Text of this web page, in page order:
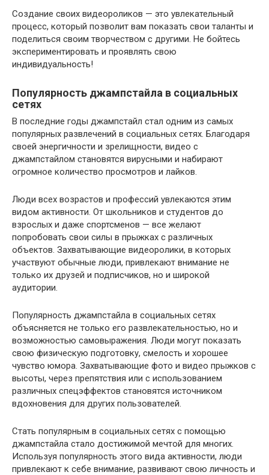
Создание своих видеороликов — это увлекательный
процесс, который позволит вам показать свои таланты и
поделиться своим творчеством с другими. Не бойтесь
экспериментировать и проявлять свою
индивидуальность!
Популярность джампстайла в социальных
сетях
В последние годы джампстайл стал одним из самых
популярных развлечений в социальных сетях. Благодаря
своей энергичности и зрелищности, видео с
джампстайлом становятся вирусными и набирают
огромное количество просмотров и лайков.
Люди всех возрастов и профессий увлекаются этим
видом активности. От школьников и студентов до
взрослых и даже спортсменов — все желают
попробовать свои силы в прыжках с различных
объектов. Захватывающие видеоролики, в которых
участвуют обычные люди, привлекают внимание не
только их друзей и подписчиков, но и широкой
аудитории.
Популярность джампстайла в социальных сетях
объясняется не только его развлекательностью, но и
возможностью самовыражения. Люди могут показать
свою физическую подготовку, смелость и хорошее
чувство юмора. Захватывающие фото и видео прыжков с
высоты, через препятствия или с использованием
различных спецэффектов становятся источником
вдохновения для других пользователей.
Стать популярным в социальных сетях с помощью
джампстайла стало достижимой мечтой для многих.
Используя популярность этого вида активности, люди
привлекают к себе внимание, развивают свою личность и